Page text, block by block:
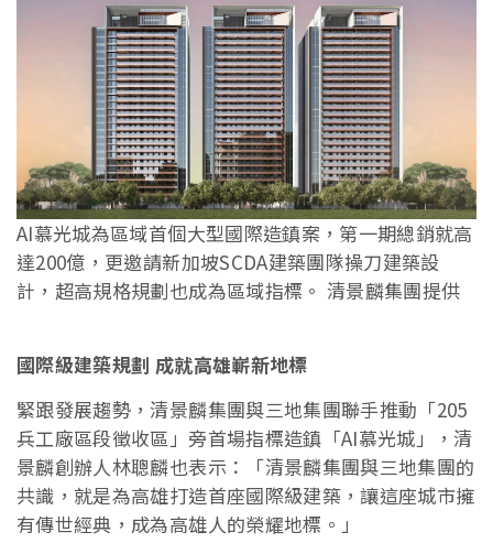
AI慕光城為區域首個大型國際造鎮案，第一期總銷就高
達200億，更邀請新加坡SCDA建築團隊操刀建築設
計，超高規格規劃也成為區域指標。 清景麟集團提供
國際級建築規劃 成就高雄嶄新地標
緊跟發展趨勢，清景麟集團與三地集團聯手推動「205
兵工廠區段徵收區」旁首場指標造鎮「AI慕光城」，清
景麟創辦人林聰麟也表示：「清景麟集團與三地集團的
共識，就是為高雄打造首座國際級建築，讓這座城市擁
有傳世經典，成為高雄人的榮耀地標。」